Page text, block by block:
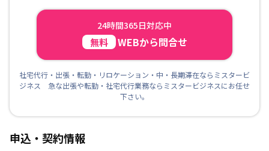
24時間365日対応中
無料 WEBから問合せ
社宅代行・出張・転勤・リロケーション・中・長期滞在ならミスタービ
ジネス 急な出張や転勤・社宅代行業務ならミスタービジネスにお任せ
下さい。
申込・契約情報